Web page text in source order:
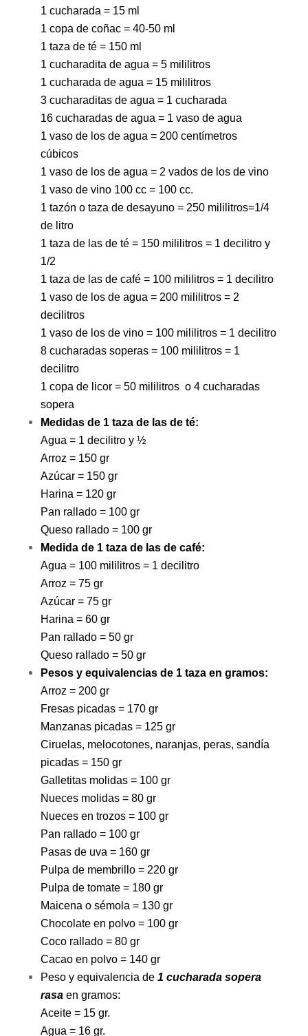
1 cucharada = 15 ml
1 copa de coñac = 40-50 ml
1 taza de té = 150 ml
1 cucharadita de agua = 5 mililitros
1 cucharada de agua = 15 mililitros
3 cucharaditas de agua = 1 cucharada
16 cucharadas de agua = 1 vaso de agua
1 vaso de los de agua = 200 centímetros
cúbicos
1 vaso de los de agua = 2 vados de los de vino
1 vaso de vino 100 cc = 100 cc.
1 tazón o taza de desayuno = 250 mililitros=1/4
de litro
1 taza de las de té = 150 mililitros = 1 decilitro y
1/2
1 taza de las de café = 100 mililitros = 1 decilitro
1 vaso de los de agua = 200 mililitros = 2
decilitros
1 vaso de los de vino = 100 mililitros = 1 decilitro
8 cucharadas soperas = 100 mililitros = 1
decilitro
1 copa de licor = 50 mililitros o 4 cucharadas
sopera
Medidas de 1 taza de las de té:
Agua = 1 decilitro y ½
Arroz = 150 gr
Azúcar = 150 gr
Harina = 120 gr
Pan rallado = 100 gr
Queso rallado = 100 gr
Medida de 1 taza de las de café:
Agua = 100 mililitros = 1 decilitro
Arroz = 75 gr
Azúcar = 75 gr
Harina = 60 gr
Pan rallado = 50 gr
Queso rallado = 50 gr
Pesos y equivalencias de 1 taza en gramos:
Arroz = 200 gr
Fresas picadas = 170 gr
Manzanas picadas = 125 gr
Ciruelas, melocotones, naranjas, peras, sandía
picadas = 150 gr
Galletitas molidas = 100 gr
Nueces molidas = 80 gr
Nueces en trozos = 100 gr
Pan rallado = 100 gr
Pasas de uva = 160 gr
Pulpa de membrillo = 220 gr
Pulpa de tomate = 180 gr
Maicena o sémola = 130 gr
Chocolate en polvo = 100 gr
Coco rallado = 80 gr
Cacao en polvo = 140 gr
Peso y equivalencia de 1 cucharada sopera
rasa en gramos:
Aceite = 15 gr.
Agua = 16 gr.